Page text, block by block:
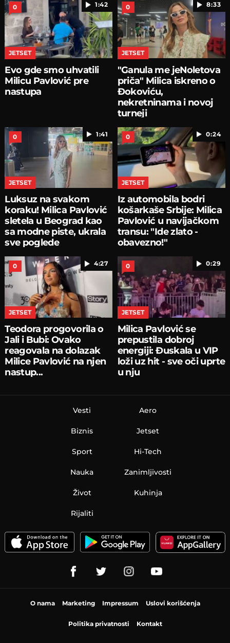
1:42
0
JETSET
Evo gde smo uhvatili
Milicu Pavlović pre
nastupa
8:33
0
JETSET
"Ganula me jeNoletova
priča" Milica iskreno o
Đokoviću,
nekretninama i novoj
turneji
1:41
0
JETSET
Luksuz na svakom
koraku! Milica Pavlović
sletela u Beograd kao
sa modne piste, ukrala
sve poglede
0:24
0
JETSET
Iz automobila bodri
košarkaše Srbije: Milica
Pavlović u navijačkom
transu: "Ide zlato -
obavezno!"
4:27
0
JETSET
Teodora progovorila o
Jali i Bubi: Ovako
reagovala na dolazak
Milice Pavlović na njen
nastup...
0:29
0
JETSET
Milica Pavlović se
prepustila dobroj
energiji: Đuskala u VIP
loži uz hit - sve oči uprte
u nju
Vesti
Biznis
Sport
Nauka
Aero
Jetset
Hi-Tech
Zanimljivosti
Život Kuhinja
Rijaliti
O nama Marketing Impressum Uslovi korišćenja
Politika privatnosti Kontakt